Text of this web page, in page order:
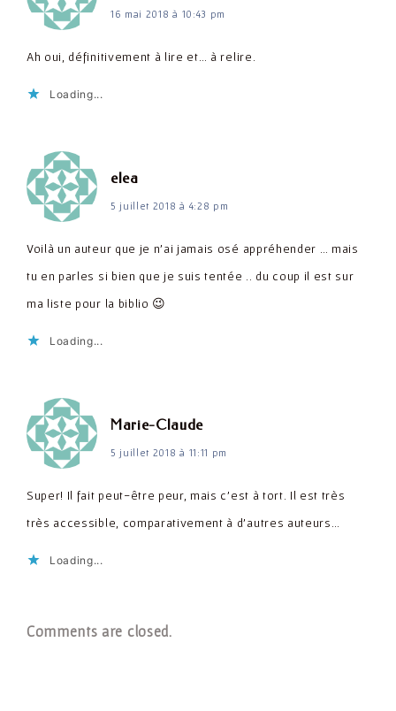
16 mai 2018 à 10:43 pm
Ah oui, définitivement à lire et… à relire.
Loading...
eleadit :
5 juillet 2018 à 4:28 pm
Voilà un auteur que je n'ai jamais osé appréhender … mais
tu en parles si bien que je suis tentée .. du coup il est sur
ma liste pour la biblio 😉
Loading...
Marie-Claudedit :
5 juillet 2018 à 11:11 pm
Super! Il fait peut-être peur, mais c'est à tort. Il est très
très accessible, comparativement à d'autres auteurs…
Loading...
Comments are closed.